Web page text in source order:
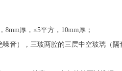
厚，≤5平方，10mm厚；
音），三玻两腔的三层中空玻璃（隔